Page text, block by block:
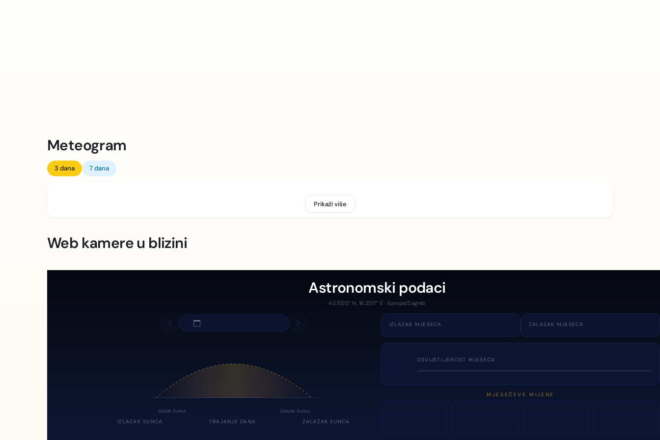
Meteogram
3 dana 7 dana
Prikaži više
Web kamere u blizini
Astronomski podaci
43.5125° N, 16.2517° E · Europe/Zagreb
Izlazak Sunca Zalazak Sunca
IZLAZAK SUNCA TRAJANJE DANA ZALAZAK SUNCA
IZLAZAK MJESECA ZALAZAK MJESECA
OSVIJETLJENOST MJESECA
MJESEČEVE MIJENE